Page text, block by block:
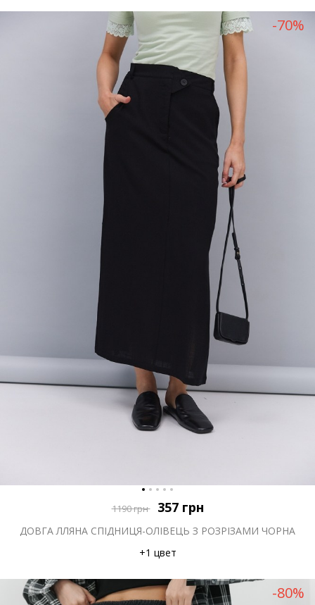
-70%
1190грн 357 грн
ДОВГА ЛЛЯНА СПІДНИЦЯ-ОЛІВЕЦЬ З РОЗРІЗАМИ ЧОРНА
+1 цвет
-80%